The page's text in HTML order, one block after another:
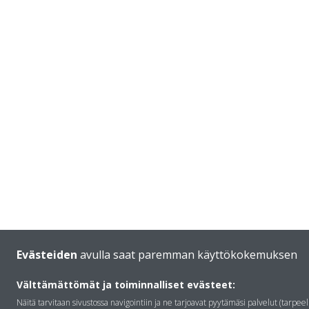
Evästeiden avulla saat paremman käyttökokemuksen
Välttämättömät ja toiminnalliset evästeet:
Näitä tarvitaan sivustossa navigointiin ja ne tarjoavat pyytämäsi palvelut